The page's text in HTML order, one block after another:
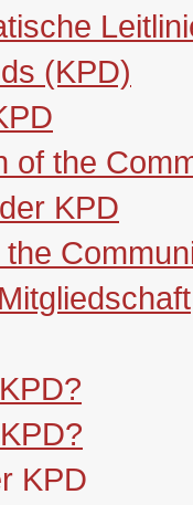
(KPD)
of the
KPD
KPD